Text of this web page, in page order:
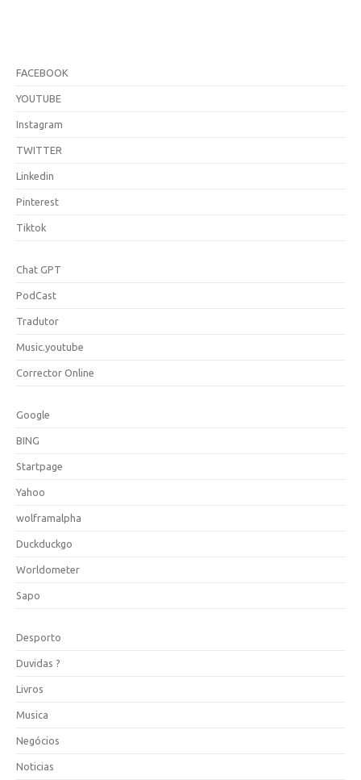
FACEBOOK
YOUTUBE
Instagram
TWITTER
Linkedin
Pinterest
Tiktok
Chat GPT
PodCast
Tradutor
Music.youtube
Corrector Online
Google
BING
Startpage
Yahoo
wolframalpha
Duckduckgo
Worldometer
Sapo
Desporto
Duvidas ?
Livros
Musica
Negócios
Noticias